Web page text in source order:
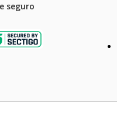
seguro